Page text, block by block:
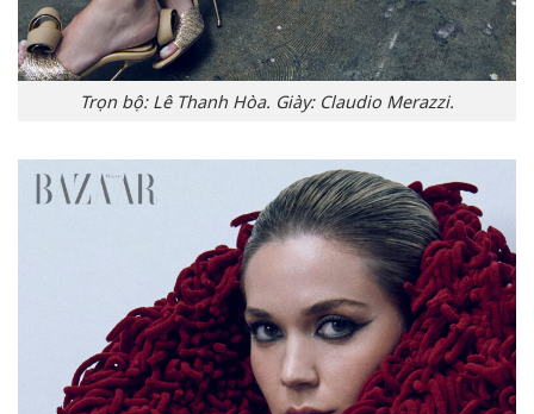
Trọn bộ: Lê Thanh Hòa. Giày: Claudio Merazzi.